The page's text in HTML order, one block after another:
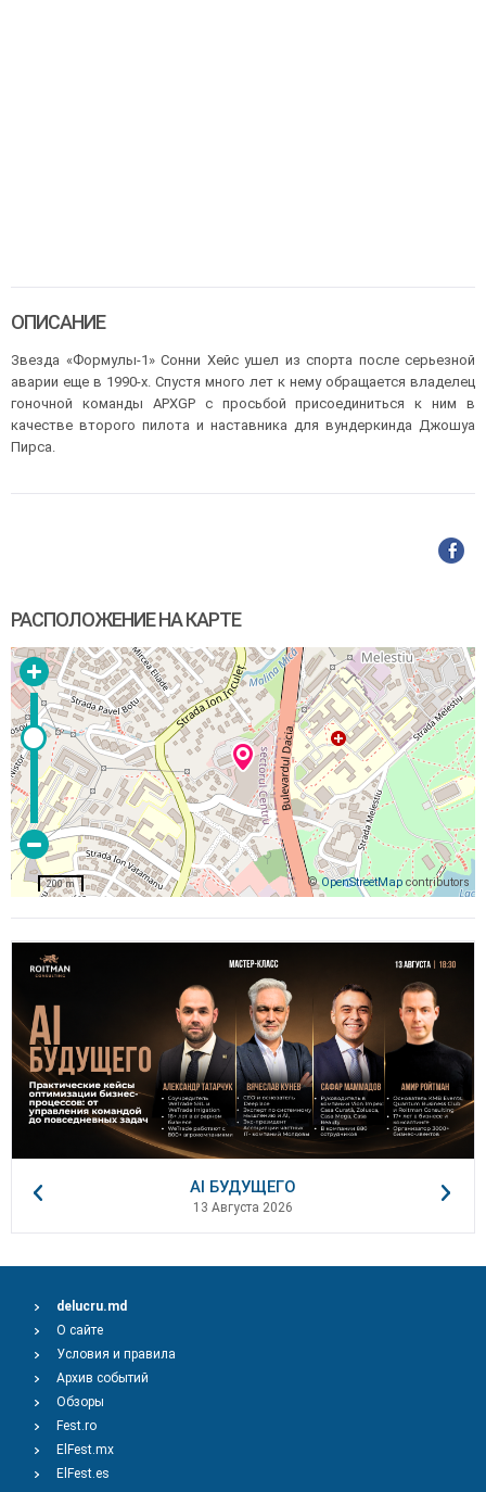
ОПИСАНИЕ
Звезда «Формулы-1» Сонни Хейс ушел из спорта после серьезной
аварии еще в 1990-х. Спустя много лет к нему обращается владелец
гоночной команды APXGP с просьбой присоединиться к ним в
качестве второго пилота и наставника для вундеркинда Джошуа
Пирса.
РАСПОЛОЖЕНИЕ НА КАРТЕ
© OpenStreetMap contributors
200 m
AI БУДУЩЕГО
13 Августа 2026
delucru.md
О сайте
Условия и правила
Архив событий
Обзоры
Fest.ro
ElFest.mx
ElFest.es